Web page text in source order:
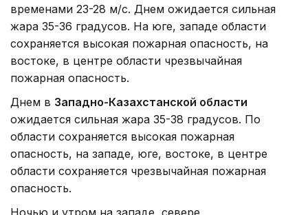
временами 23-28 м/с. Днем ожидается сильная
жара 35-36 градусов. На юге, западе области
сохраняется высокая пожарная опасность, на
востоке, в центре области чрезвычайная
пожарная опасность.
Днем в Западно-Казахстанской области
ожидается сильная жара 35-38 градусов. По
области сохраняется высокая пожарная
опасность, на западе, юге, востоке, в центре
области сохраняется чрезвычайная пожарная
опасность.